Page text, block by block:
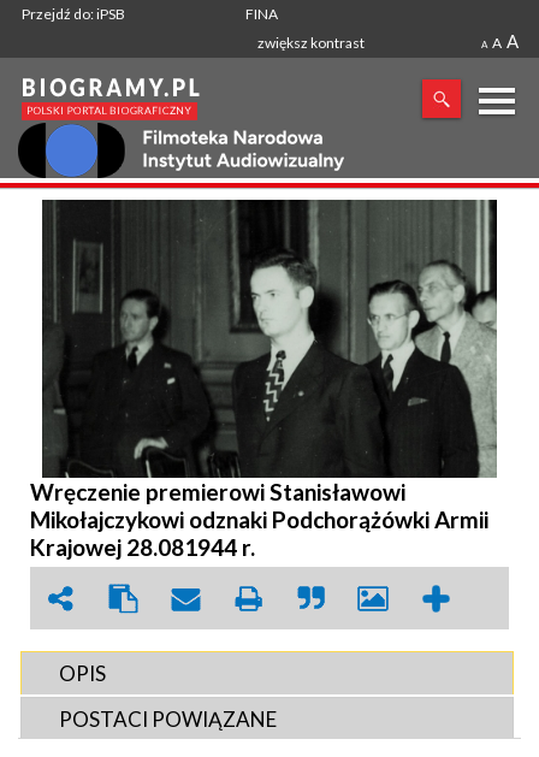
Przejdź do: iPSB
FINA
zwiększ kontrast
A A A
X
SZUKANA FRAZA
Wręczenie premierowi Stanisławowi
Mikołajczykowi odznaki Podchorążówki Armii
Krajowej 28.081944 r.
OPIS
POSTACI POWIĄZANE